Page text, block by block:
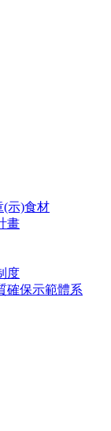
(示)食材
畫
度
確保示範體系